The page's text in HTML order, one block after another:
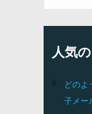
人気
どのよ
子メー